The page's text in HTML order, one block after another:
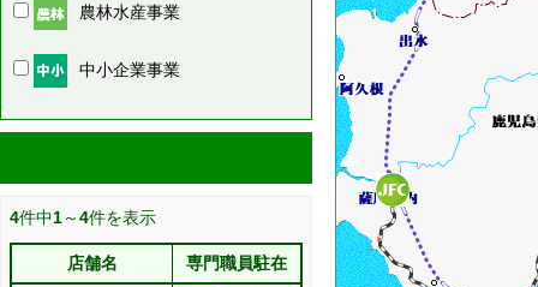
農林水産事業
中小企業事業
4件中1～4件を表示
店舗名 専門職員駐在